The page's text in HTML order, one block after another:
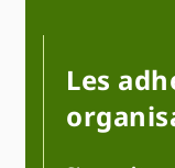
Les